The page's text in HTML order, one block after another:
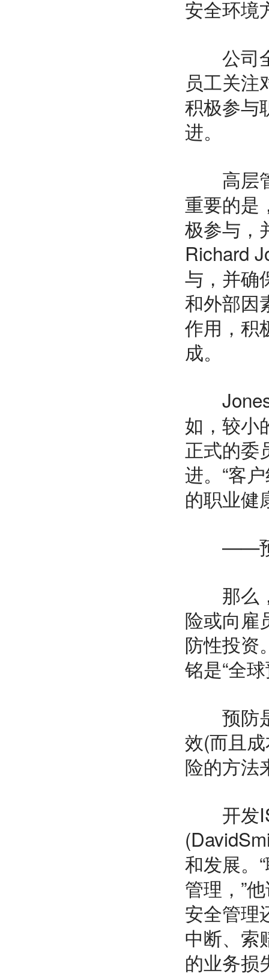
安全环境
公司全
员工关
积极参与
进。
高层管
重要的是
极参与，
Richard
与，并确
和外部因
作用，积
成。
Jones
如，较小
正式的委
进。“客
的职业健
——
那么，
险或向雇
防性投资
铭是“全
预防是
效(而且
险的方法
开发
和发展。
管理，”
安全管理
中断、索
的业务损